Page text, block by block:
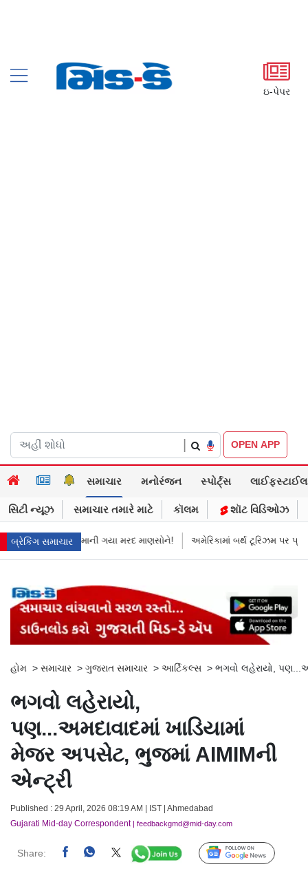
ઇ-પેપર
OPEN APP
સમાચાર મનોરંજન સ્પોર્ટ્સ લાઈફસ્ટાઈલ
સિટી ન્યૂઝ સમાચાર તમારે માટે કૉલમ શૉટ વિડિઓઝ
બ્રેકિંગ સમાચાર
માની ગયા મરદ માણસોને! અમેરિકામાં બર્થ ટૂરિઝમ પર પ્રતિબંધ મૂક્યો ડોનલ્ડ
હોમ > સમાચાર > ગુજરાત સમાચાર > આર્ટિકલ્સ > ભગવો લહેરાયો,
ભગવો લહેરાયો,
પણ...અમદાવાદમાં ખાડિયામાં
મેજર અપસેટ, ભુજમાં AIMIMની
એન્ટ્રી
Published : 29 April, 2026 08:19 AM | IST | Ahmedabad
Gujarati Mid-day Correspondent| feedbackgmd@mid-day.com
Share: Follow Us